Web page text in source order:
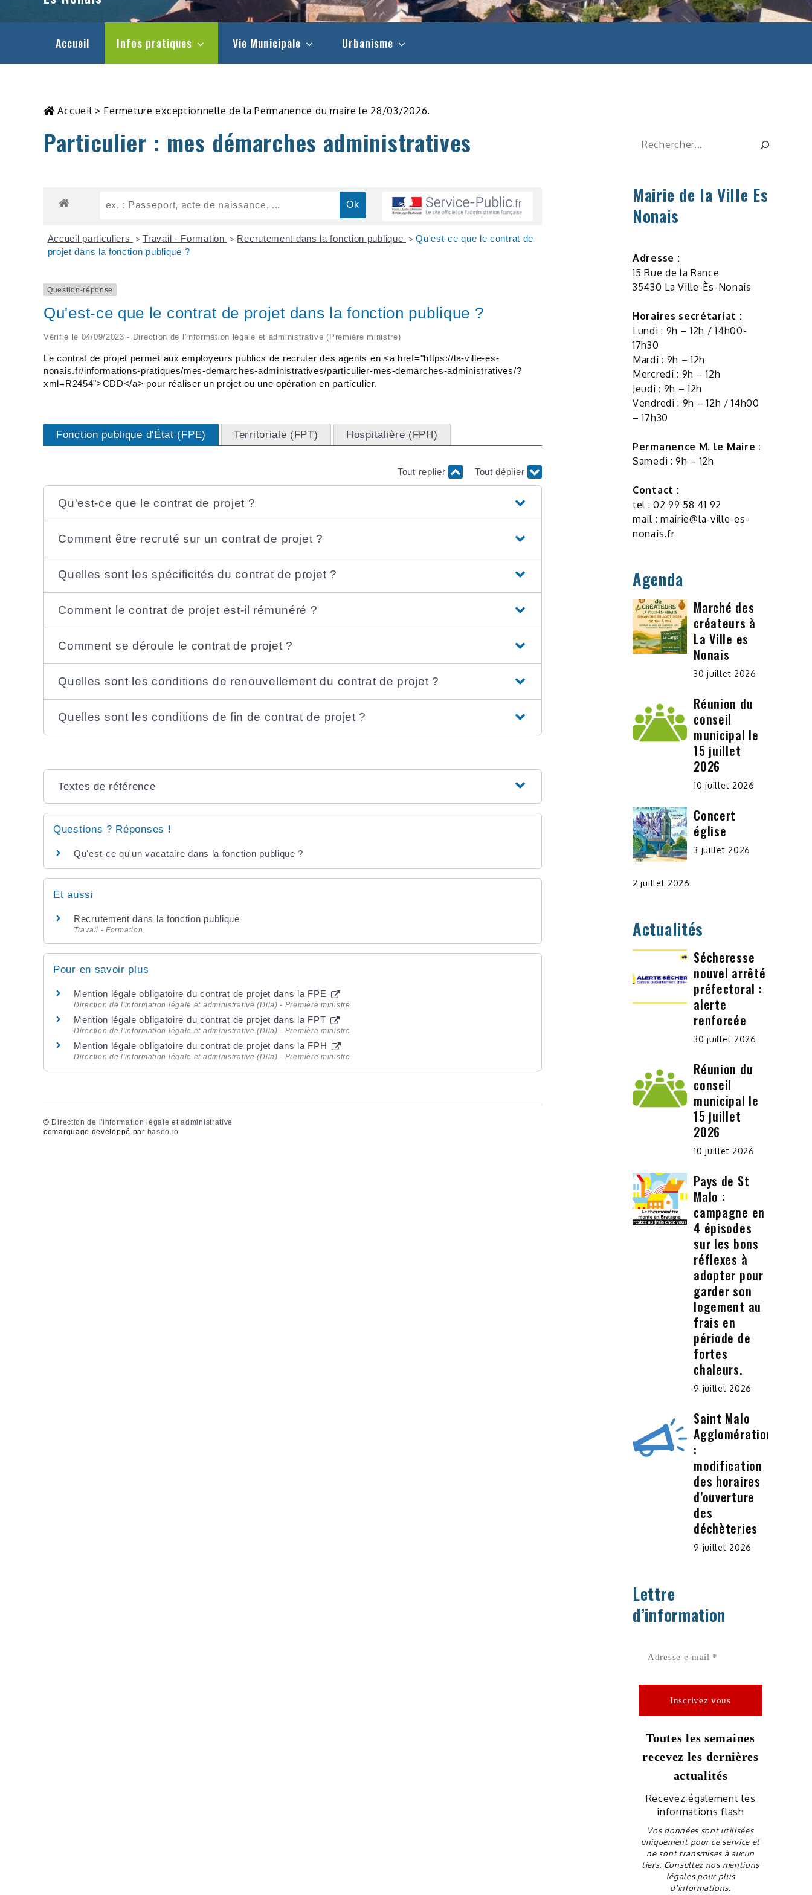
Accueil Infos pratiques Vie Municipale Urbanisme
Accueil> Fermeture exceptionnelle de la Permanence du maire le 28/03/2026.
Particulier : mes démarches administratives
Accueil particuliers > Travail - Formation > Recrutement dans la fonction publique > Qu'est-ce que le contrat de
projet dans la fonction publique ?
Question-réponse
Qu'est-ce que le contrat de projet dans la fonction publique ?
Vérifié le 04/09/2023 - Direction de l'information légale et administrative (Première ministre)
Le contrat de projet permet aux employeurs publics de recruter des agents en <a href="https://la-ville-es-
nonais.fr/informations-pratiques/mes-demarches-administratives/particulier-mes-demarches-administratives/?
xml=R2454">CDD</a> pour réaliser un projet ou une opération en particulier.
Fonction publique d'État (FPE) Territoriale (FPT) Hospitalière (FPH)
Tout replier Tout déplier
Qu'est-ce que le contrat de projet ?
Comment être recruté sur un contrat de projet ?
Quelles sont les spécificités du contrat de projet ?
Comment le contrat de projet est-il rémunéré ?
Comment se déroule le contrat de projet ?
Quelles sont les conditions de renouvellement du contrat de projet ?
Quelles sont les conditions de fin de contrat de projet ?
Textes de référence
Questions ? Réponses !
Qu'est-ce qu'un vacataire dans la fonction publique ?
Et aussi
Recrutement dans la fonction publique
Travail - Formation
Pour en savoir plus
Mention légale obligatoire du contrat de projet dans la FPE
Direction de l'information légale et administrative (Dila) - Première ministre
Mention légale obligatoire du contrat de projet dans la FPT
Direction de l'information légale et administrative (Dila) - Première ministre
Mention légale obligatoire du contrat de projet dans la FPH
Direction de l'information légale et administrative (Dila) - Première ministre
© Direction de l'information légale et administrative
comarquage developpé par baseo.io
Rechercher
Mairie de la Ville Es
Nonais
Adresse :
15 Rue de la Rance
35430 La Ville-Ès-Nonais
Horaires secrétariat :
Lundi : 9h – 12h / 14h00-
17h30
Mardi : 9h – 12h
Mercredi : 9h – 12h
Jeudi : 9h – 12h
Vendredi : 9h – 12h / 14h00
– 17h30
Permanence M. le Maire :
Samedi : 9h – 12h
Contact :
tel : 02 99 58 41 92
mail : mairie@la-ville-es-
nonais.fr
Agenda
Marché des
créateurs à
La Ville es
Nonais
30 juillet 2026
Réunion du
conseil
municipal le
15 juillet
2026
10 juillet 2026
Concert
église
3 juillet 2026
2 juillet 2026
Actualités
Sécheresse
nouvel arrêté
préfectoral :
alerte
renforcée
30 juillet 2026
Réunion du
conseil
municipal le
15 juillet
2026
10 juillet 2026
Pays de St
Malo :
campagne en
4 épisodes
sur les bons
réflexes à
adopter pour
garder son
logement au
frais en
période de
fortes
chaleurs.
9 juillet 2026
Saint Malo
Agglomération
:
modification
des horaires
d’ouverture
des
déchèteries
9 juillet 2026
Lettre
d’information
Toutes les semaines
recevez les dernières
actualités
Recevez également les
informations flash
Vos données sont utilisées
uniquement pour ce service et
ne sont transmises à aucun
tiers. Consultez nos mentions
légales pour plus
d’informations.